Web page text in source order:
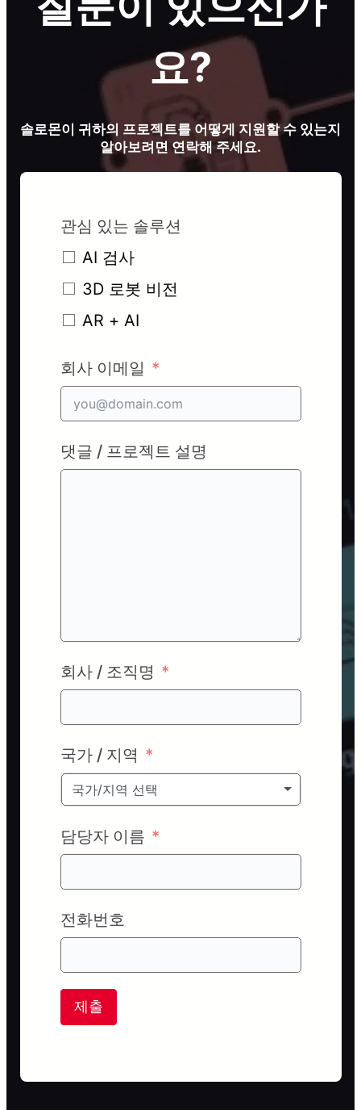
요?
솔로몬이 귀하의 프로젝트를 어떻게 지원할 수 있는지
알아보려면 연락해 주세요.
관심 있는 솔루션
AI 검사
3D 로봇 비전
AR + AI
회사 이메일
댓글 / 프로젝트 설명
회사 / 조직명
국가 / 지역
국가/지역 선택
담당자 이름
전화번호
제출